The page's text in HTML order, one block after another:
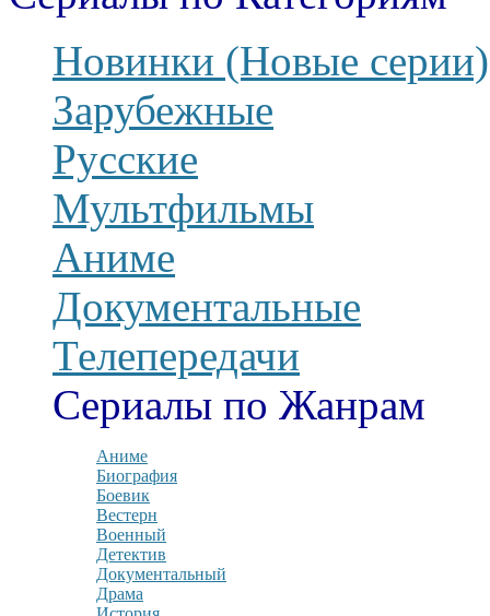
Новинки (Новые серии)
Зарубежные
Русские
Мультфильмы
Аниме
Документальные
Телепередачи
Сериалы по Жанрам
Аниме
Биография
Боевик
Вестерн
Военный
Детектив
Документальный
Драма